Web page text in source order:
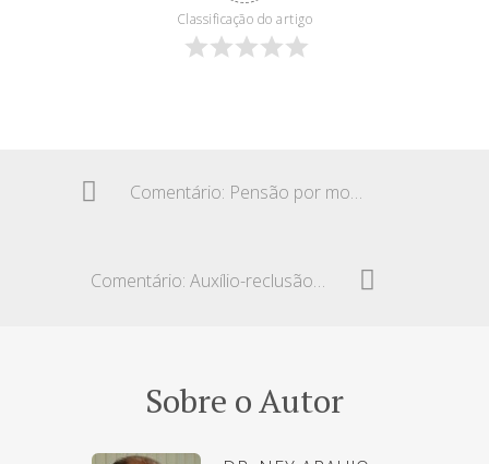
Classificação do artigo
Comentário: Pensão por morte dividida para duas companheiras
Comentário: Auxílio-reclusão e a definição do critério de renda
Sobre o Autor